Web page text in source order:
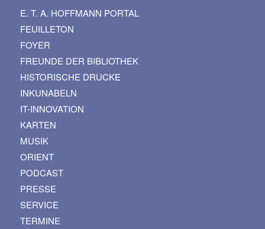
E. T. A. HOFFMANN PORTAL
FEUILLETON
FOYER
FREUNDE DER BIBLIOTHEK
HISTORISCHE DRUCKE
INKUNABELN
IT-INNOVATION
KARTEN
MUSIK
ORIENT
PODCAST
PRESSE
SERVICE
TERMINE